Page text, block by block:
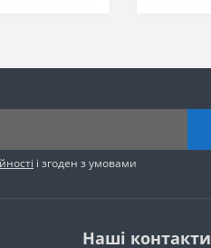
і згоден з умовами
Наші контакти